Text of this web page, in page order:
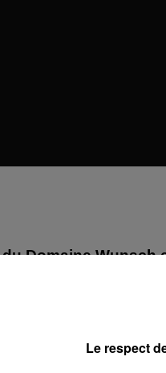
Domaine Wunsch
Le respect